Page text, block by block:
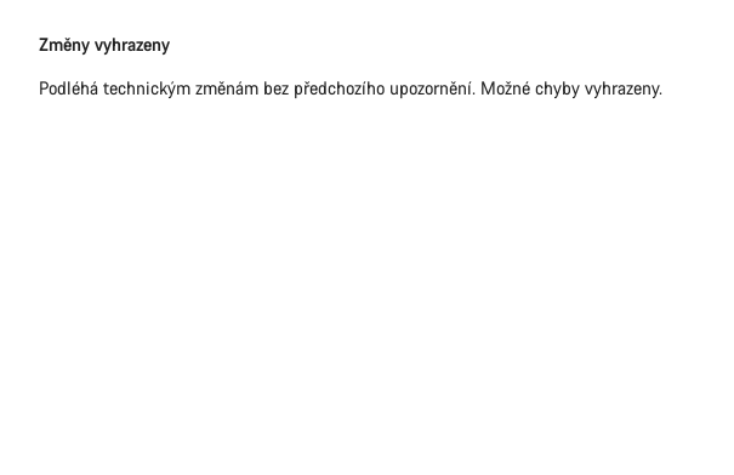
Právní
Změny vyhrazeny
Podléhá technickým změnám bez předchozího upozornění. Možné chyby vyhrazeny.